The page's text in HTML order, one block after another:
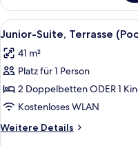
Suite,
Terrasse
(Pool
Alle
Fotos
für
Junior-
Suite,
Terrasse
(Pool
Access)
5
Junior-Suite, Terrasse
41 m²
Platz für 1 Person
2 Doppelbetten ODER 1
Kostenloses WLAN
Weitere Details
Weitere